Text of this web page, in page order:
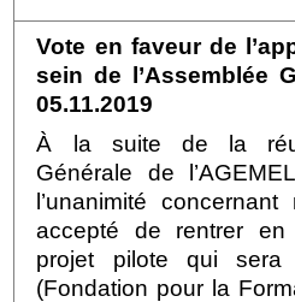
Vote en faveur de
sein de l’Assemblée
05.11.2019
À la suite de la
Générale de
l’unanimité
accepté de rentrer
projet pilote qui
(Fondation pour la